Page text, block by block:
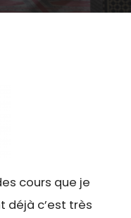
cours que je
déjà c’est très